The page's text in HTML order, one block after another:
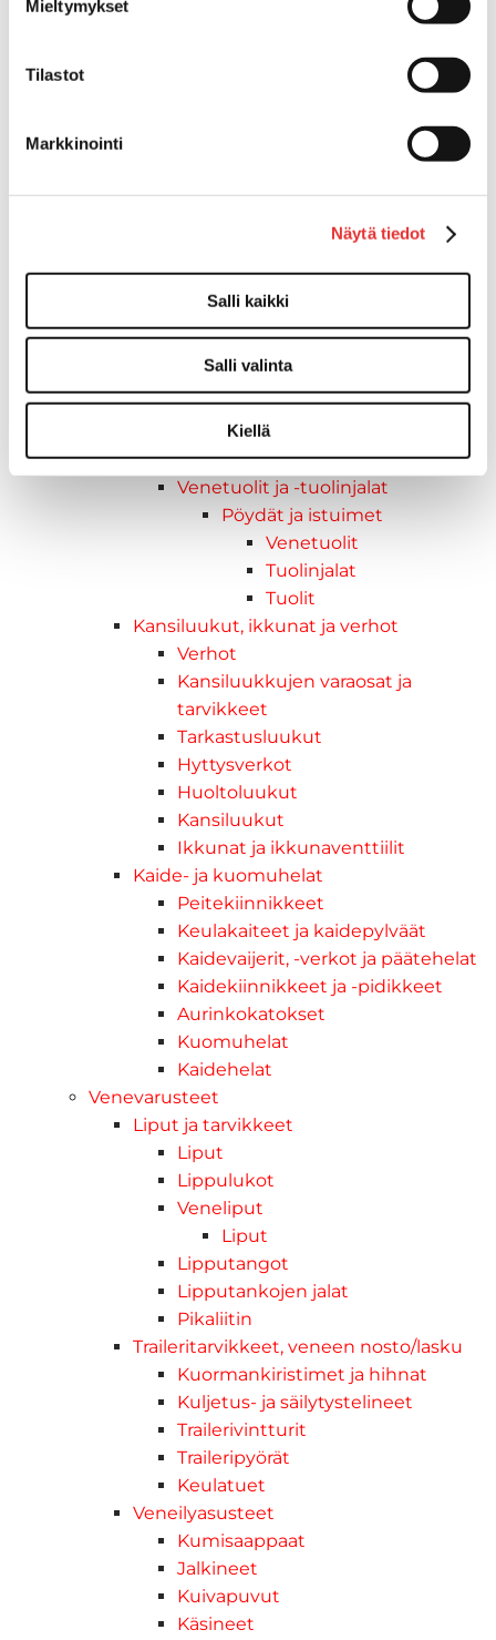
Mieltymykset
Tilastot
Markkinointi
Näytä tiedot
Salli kaikki
Salli valinta
Kiellä
Keulatasot
Hankaimet
Messinki/kromattu
Kevytmetalli
Muovia
Kalusteet, sisustus ja astiat
Venetuolit ja -tuolinjalat
Pöydät ja istuimet
Venetuolit
Tuolinjalat
Tuolit
Kansiluukut, ikkunat ja verhot
Verhot
Kansiluukkujen varaosat ja
tarvikkeet
Tarkastusluukut
Hyttysverkot
Huoltoluukut
Kansiluukut
Ikkunat ja ikkunaventtiilit
Kaide- ja kuomuhelat
Peitekiinnikkeet
Keulakaiteet ja kaidepylväät
Kaidevaijerit, -verkot ja päätehelat
Kaidekiinnikkeet ja -pidikkeet
Aurinkokatokset
Kuomuhelat
Kaidehelat
Venevarusteet
Liput ja tarvikkeet
Liput
Lippulukot
Veneliput
Liput
Lipputangot
Lipputankojen jalat
Pikaliitin
Traileritarvikkeet, veneen nosto/lasku
Kuormankiristimet ja hihnat
Kuljetus- ja säilytystelineet
Trailerivintturit
Traileripyörät
Keulatuet
Veneilyasusteet
Kumisaappaat
Jalkineet
Kuivapuvut
Käsineet